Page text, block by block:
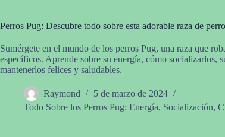
Perros Pug: Descubre todo sobre esta adorable raza de
Sumérgete en el mundo de los perros Pug, una raza que
específicos. Aprende sobre su energía, cómo socializarlos,
mantenerlos felices y saludables.
Raymond
5 de marzo de 2024
Todo Sobre los Perros Pug: Energía, Socialización,